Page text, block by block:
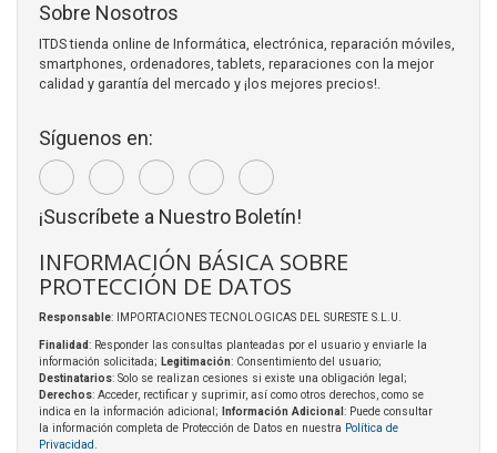
Sobre Nosotros
ITDS tienda online de Informática, electrónica, reparación móviles,
smartphones, ordenadores, tablets, reparaciones con la mejor
calidad y garantía del mercado y ¡los mejores precios!.
Síguenos en:
¡Suscríbete a Nuestro Boletín!
INFORMACIÓN BÁSICA SOBRE
PROTECCIÓN DE DATOS
Responsable: IMPORTACIONES TECNOLOGICAS DEL SURESTE S.L.U.
Finalidad: Responder las consultas planteadas por el usuario y enviarle la
información solicitada; Legitimación: Consentimiento del usuario;
Destinatarios: Solo se realizan cesiones si existe una obligación legal;
Derechos: Acceder, rectificar y suprimir, así como otros derechos, como se
indica en la información adicional;
Información Adicional : Puede consultar
la información completa de Protección de Datos en nuestra Política de
Privacidad.